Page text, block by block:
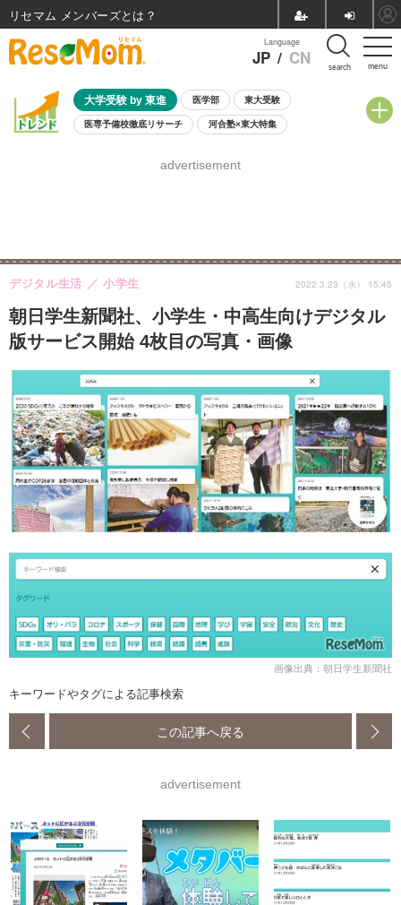
menu
Language
JP / CN search
大学受験 by 東進 医学部 東大受験
医専予備校徹底リサーチ 河合塾×東大特集
8月開催学校説明会・相談会
advertisement
朝日学生新聞社、小学生・中高生向けデジタル
版サービス開始 4枚目の写真・画像
デジタル生活 小学生 2022.3.23（水） 15:45
画像出典：朝日学生新聞社
キーワードやタグによる記事検索
この記事へ戻る
advertisement
リセマム メンバーズ